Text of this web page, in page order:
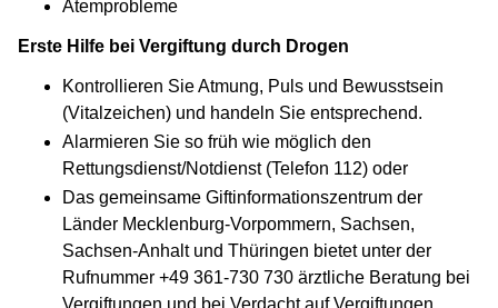
Atemprobleme
Erste Hilfe bei Vergiftung durch Drogen
Kontrollieren Sie Atmung, Puls und Bewusstsein
(Vitalzeichen) und handeln Sie entsprechend.
Alarmieren Sie so früh wie möglich den
Rettungsdienst/Notdienst (Telefon 112) oder
Das gemeinsame Giftinformationszentrum der
Länder Mecklenburg-Vorpommern, Sachsen,
Sachsen-Anhalt und Thüringen bietet unter der
Rufnummer +49 361-730 730 ärztliche Beratung bei
Vergiftungen und bei Verdacht auf Vergiftungen.